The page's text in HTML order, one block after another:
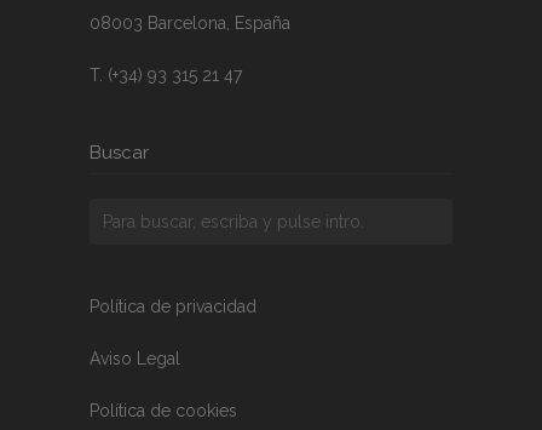
08003 Barcelona, España
T. (+34) 93 315 21 47
Buscar
Política de privacidad
Aviso Legal
Política de cookies